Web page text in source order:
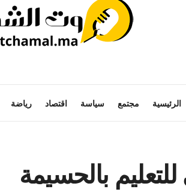
الرئيسية مجتمع سياسة اقتصاد رياضة
بالحسيمة